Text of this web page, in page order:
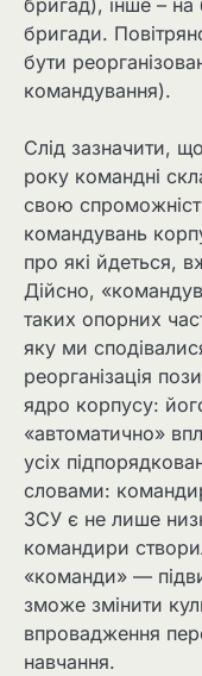
бригад), інше – на
бригади.
бути
командування).
Слід зазначити,
року командні
свою
командувань
про які йдеться,
Дійсно,
таких опорних
яку ми
реорганізація
ядро ​​корпусу:
«автоматично»
усіх
словами:
ЗСУ є не лише
командири
«команди» —
зможе змінити
впровадження
навчання.